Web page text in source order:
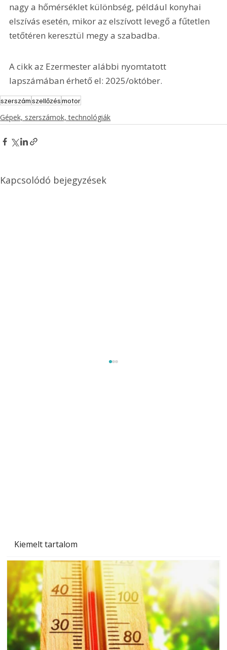
Kiemelt tartalom
nagy a hőmérséklet különbség, például konyhai
elszívás esetén, mikor az elszívott levegő a fűtetlen
tetőtéren keresztül megy a szabadba.
A cikk az Ezermester alábbi nyomtatott
lapszámában érhető el: 2025/október.
szerszámszellőzésmotor
Gépek, szerszámok, technológiák
Kapcsolódó bejegyzések